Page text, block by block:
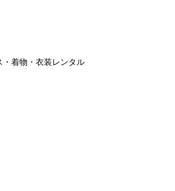
・着物・衣装レンタル